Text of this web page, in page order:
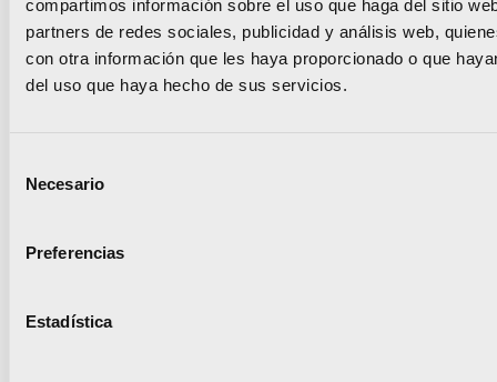
compartimos información sobre el uso que haga del sitio
partners de redes sociales, publicidad y análisis web,
con otra información que les haya proporcionado o que
del uso que haya hecho de sus servicios.
Necesario
Preferencias
Estadística
Betti Chepkemoi Kibet KENIA
10Km
Agidew
Jasmijn Lau